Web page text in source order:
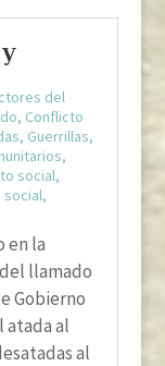
del
, Conflicto
, Guerrillas,
,
social,
,
en la
llamado
Gobierno
atada al
al